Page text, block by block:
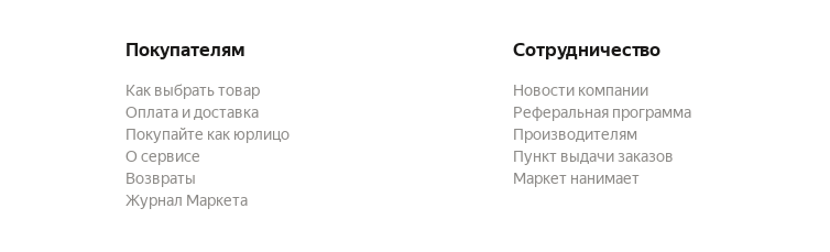
Покупателям
Как выбрать товар
Оплата и доставка
Покупайте как юрлицо
О сервисе
Возвраты
Журнал Маркета
Сотрудничество
Новости компании
Реферальная программа
Производителям
Пункт выдачи заказов
Маркет нанимает